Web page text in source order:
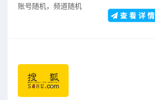
账号随机，频道随机
查 看 详 情